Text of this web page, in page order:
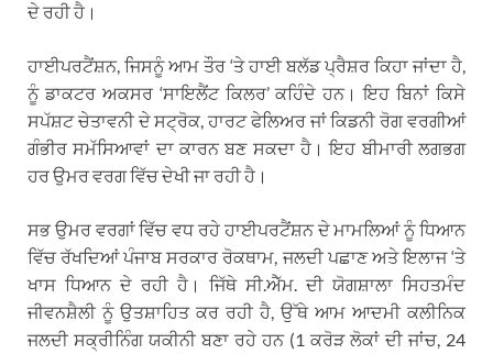
ਦੇ ਰਹੀ ਹੈ।
ਹਾਈਪਰਟੈਂਸ਼ਨ, ਜਿਸਨੂੰ ਆਮ ਤੌਰ ‘ਤੇ ਹਾਈ ਬਲੱਡ ਪ੍ਰੈਸ਼ਰ ਕਿਹਾ ਜਾਂਦਾ ਹੈ,
ਨੂੰ ਡਾਕਟਰ ਅਕਸਰ ‘ਸਾਇਲੈਂਟ ਕਿਲਰ’ ਕਹਿੰਦੇ ਹਨ। ਇਹ ਬਿਨਾਂ ਕਿਸੇ
ਸਪੱਸ਼ਟ ਚੇਤਾਵਨੀ ਦੇ ਸਟ੍ਰੋਕ, ਹਾਰਟ ਫੇਲਿਅਰ ਜਾਂ ਕਿਡਨੀ ਰੋਗ ਵਰਗੀਆਂ
ਗੰਭੀਰ ਸਮੱਸਿਆਵਾਂ ਦਾ ਕਾਰਨ ਬਣ ਸਕਦਾ ਹੈ। ਇਹ ਬੀਮਾਰੀ ਲਗਭਗ
ਹਰ ਉਮਰ ਵਰਗ ਵਿੱਚ ਦੇਖੀ ਜਾ ਰਹੀ ਹੈ।
ਸਭ ਉਮਰ ਵਰਗਾਂ ਵਿੱਚ ਵਧ ਰਹੇ ਹਾਈਪਰਟੈਂਸ਼ਨ ਦੇ ਮਾਮਲਿਆਂ ਨੂੰ ਧਿਆਨ
ਵਿੱਚ ਰੱਖਦਿਆਂ ਪੰਜਾਬ ਸਰਕਾਰ ਰੋਕਥਾਮ, ਜਲਦੀ ਪਛਾਣ ਅਤੇ ਇਲਾਜ ‘ਤੇ
ਖਾਸ ਧਿਆਨ ਦੇ ਰਹੀ ਹੈ। ਜਿੱਥੇ ਸੀ.ਐੱਮ. ਦੀ ਯੋਗਸ਼ਾਲਾ ਸਿਹਤਮੰਦ
ਜੀਵਨਸ਼ੈਲੀ ਨੂੰ ਉਤਸ਼ਾਹਿਤ ਕਰ ਰਹੀ ਹੈ, ਉੱਥੇ ਆਮ ਆਦਮੀ ਕਲੀਨਿਕ
ਜਲਦੀ ਸਕ੍ਰੀਨਿੰਗ ਯਕੀਨੀ ਬਣਾ ਰਹੇ ਹਨ (1 ਕਰੋੜ ਲੋਕਾਂ ਦੀ ਜਾਂਚ, 24